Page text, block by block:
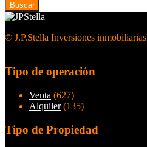
© J.P.Stella Inversiones inmobiliarias
Tipo de operación
Venta (627)
Alquiler(135)
Tipo de Propiedad